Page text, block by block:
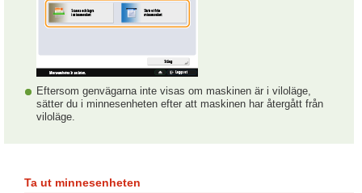
Eftersom genvägarna inte visas om maskinen är i viloläge,
sätter du i minnesenheten efter att maskinen har återgått från
viloläge.
Ta ut minnesenheten